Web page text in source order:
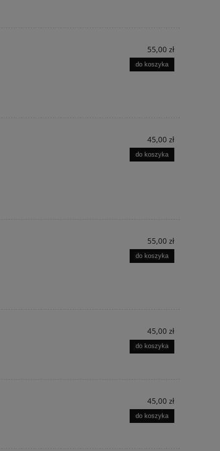
55,00 zł
do koszyka
45,00 zł
do koszyka
55,00 zł
do koszyka
45,00 zł
do koszyka
45,00 zł
do koszyka